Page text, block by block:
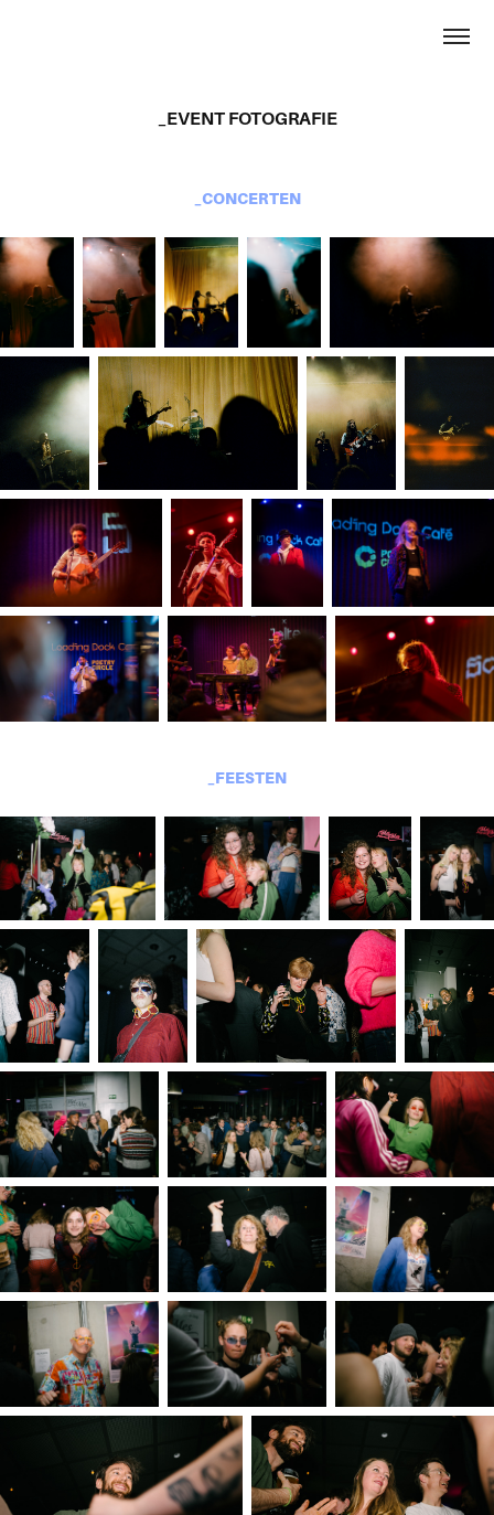
_EVENT FOTOGRAFIE
_CONCERTEN
_FEESTEN